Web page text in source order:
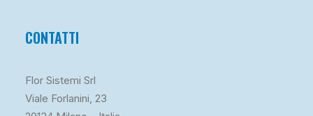
CONTATTI
Flor Sistemi Srl
Viale Forlanini, 23